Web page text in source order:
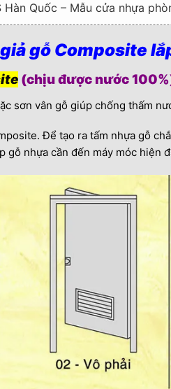
Quốc – Mẫu cửa nhựa
– Mẫu cửa nhựa phòng ngủ
Đài Loan lắp phòng ngủ
– Mẫu cửa nhựa phòng
cửa nhựa phòng ngủ mới
gỗ Composite
(chịu được nước
sơn vân gỗ giúp chống thấm
Để tạo ra tấm nhựa gỗ
gỗ nhựa cần đến máy móc hiện